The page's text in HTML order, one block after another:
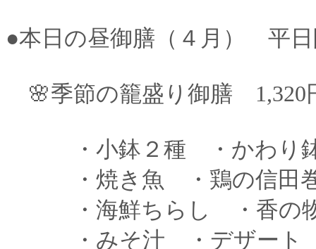
●本日の昼御膳（４月） 平日
🌸季節の籠盛り御膳 1,320
・小鉢２種 ・かわり
・焼き魚 ・鶏の信田
・海鮮ちらし ・香
・みそ汁 ・デザート